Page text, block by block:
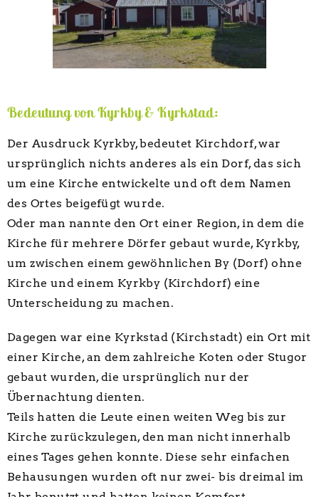
Bedeutung von Kyrkby & Kyrkstad:
Der Ausdruck Kyrkby, bedeutet Kirchdorf, war
ursprünglich nichts anderes als ein Dorf, das sich
um eine Kirche entwickelte und oft dem Namen
des Ortes beigefügt wurde.
Oder man nannte den Ort einer Region, in dem die
Kirche für mehrere Dörfer gebaut wurde, Kyrkby,
um zwischen einem gewöhnlichen By (Dorf) ohne
Kirche und einem Kyrkby (Kirchdorf) eine
Unterscheidung zu machen.
Dagegen war eine Kyrkstad (Kirchstadt) ein Ort mit
einer Kirche, an dem zahlreiche Koten oder Stugor
gebaut wurden, die ursprünglich nur der
Übernachtung dienten.
Teils hatten die Leute einen weiten Weg bis zur
Kirche zurückzulegen, den man nicht innerhalb
eines Tages gehen konnte. Diese sehr einfachen
Behausungen wurden oft nur zwei- bis dreimal im